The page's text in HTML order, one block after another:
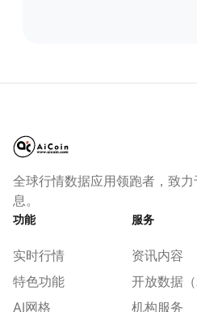
全球行情数据应用领跑者，致
息。
功能
实时行情
特色功能
AI网格
服务
资讯内容
开放数据（
机构服务